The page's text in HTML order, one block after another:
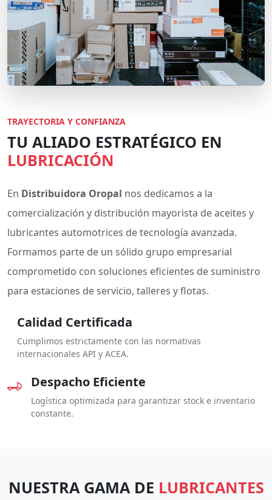
TRAYECTORIA Y CONFIANZA
TU ALIADO ESTRATÉGICO EN
LUBRICACIÓN
En Distribuidora Oropal nos dedicamos a la
comercialización y distribución mayorista de aceites y
lubricantes automotrices de tecnología avanzada.
Formamos parte de un sólido grupo empresarial
comprometido con soluciones eficientes de suministro
para estaciones de servicio, talleres y flotas.
Calidad Certificada
Cumplimos estrictamente con las normativas
internacionales API y ACEA.
Despacho Eficiente
Logística optimizada para garantizar stock e inventario
constante.
NUESTRA GAMA DE LUBRICANTES